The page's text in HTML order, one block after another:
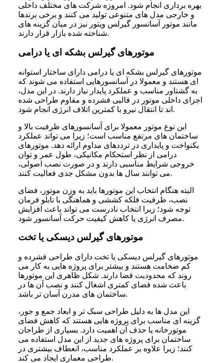
بهره برداری انجام شود. امروزه شرکت های مختلف داخلی
و خارجی مدل های متنوعی تولید می کنند و برخی برندها
مانند موتور آسانسور گیرلس ویتور نیز در میان گزینه های
شناخته شده بازار قرار دارند.
موتورهای گیرلس بشکه ای یا درامی
موتورهای گیرلس بشکه ای یا درامی دارای ساختار استوانه
ای هستند و معمولا در آسانسورهایی استفاده می شوند که
به گشتاور مناسب و عملکرد پایدار نیاز دارند. در این مدل،
اجزای داخلی موتور در قالبی فشرده و مقاوم طراحی شده
اند تا انتقال نیرو با کمترین اتلاف انرژی انجام شود.
این نوع موتور معمولا برای آسانسورهای ظرفیت بالا و
ساختمان های مرتفع مناسب است؛ زیرا می تواند عملکرد
یکنواخت و پایداری در ترددهای مداوم ارائه دهد. موتورهای
درامی از نظر استحکام مکانیکی، طول عمر و توان
خروجی شرایط مناسبی دارند و در صورت نصب اصولی،
می توانند سال ها بدون مشکل جدی فعالیت کنند.
البته هنگام انتخاب این موتورها باید به وزن موتور، فضای
نصب، ظرفیت فلکه کششی و هماهنگی با تابلو فرمان
توجه شود؛ زیرا انتخاب نادرست می تواند باعث افزایش
مصرف انرژی یا کاهش کیفیت حرکت آسانسور شود.
موتورهای گیرلس دیسکی یا تخت
موتورهای گیرلس دیسکی یا تخت دارای طراحی فشرده و
کم ضخامت هستند و بیشتر برای پروژه هایی به کار می
روند که محدودیت فضا دارند. شکل ظاهری این موتورها
باعث شده فضای کمتری اشغال کنند و نصب آن ها در
ساختمان های مدرن آسان تر باشد.
این مدل ها به دلیل طراحی سبک تر و ابعاد جمع و جور،
گزینه ای مناسب برای پروژه هایی هستند که کاهش فضای
موتورخانه یا حذف آن اهمیت دارد. بسیاری از طراحان
ساختمان برای پروژه های جدید از این مدل استفاده می
کنند؛ زیرا علاوه بر عملکرد مناسب، انعطاف بیشتری در
طراحی معماری ایجاد می کند.